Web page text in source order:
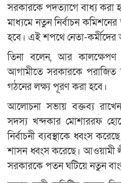
সরকারকে পদত্যাগে বাধ্য করা
মাধ্যমে নতুন নির্বাচন
হবে। এই শপথে নেতা-
তিনা বলেন, আর
আগামীতে সরকারকে পরাজিত
গঠনের লক্ষ্য পূরণ করা হবে।
আলোচনা সভায় বক্তব্য রাখেন
সদস্য খন্দকার মোশাররফ
নির্বাচনী ব্যবস্থাকে ধ্বংস
শাসন ধ্বংস করেছে। আওয়ামী
সরকারকে পতন ঘটিয়ে নতুন